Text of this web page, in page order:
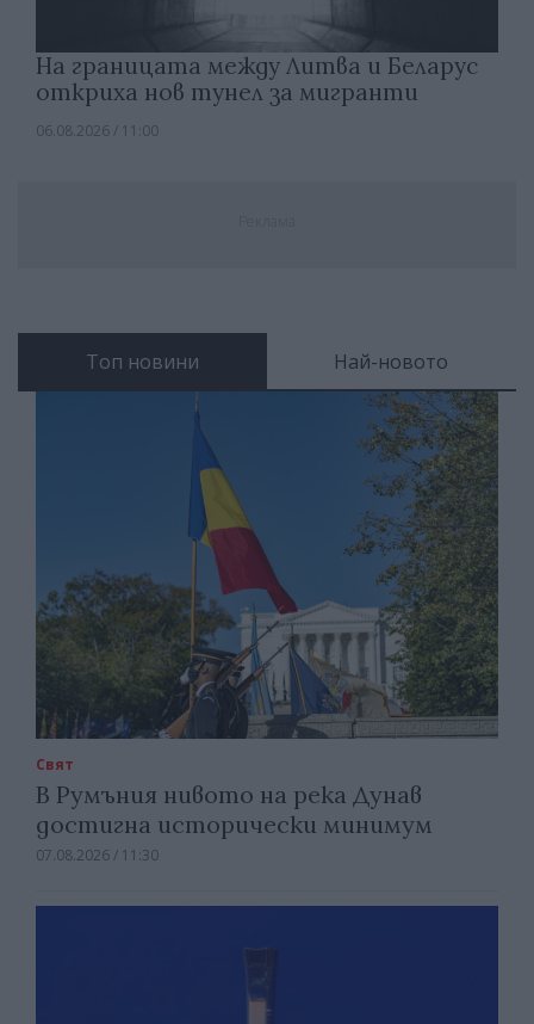
На границата между Литва и Беларус
откриха нов тунел за мигранти
06.08.2026 / 11:00
Топ новини Най-новото
Свят
В Румъния нивото на река Дунав
достигна исторически минимум
07.08.2026 / 11:30